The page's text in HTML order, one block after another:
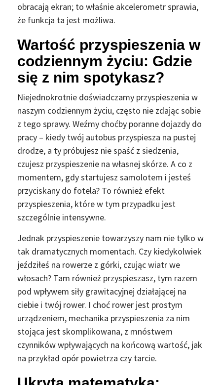
obracają ekran; to właśnie akcelerometr sprawia,
że funkcja ta jest możliwa.
Wartość przyspieszenia w
codziennym życiu: Gdzie
się z nim spotykasz?
Niejednokrotnie doświadczamy przyspieszenia w
naszym codziennym życiu, często nie zdając sobie
z tego sprawy. Weźmy choćby poranne dojazdy do
pracy – kiedy twój autobus przyspiesza na pustej
drodze, a ty próbujesz nie spaść z siedzenia,
czujesz przyspieszenie na własnej skórze. A co z
momentem, gdy startujesz samolotem i jesteś
przyciskany do fotela? To również efekt
przyspieszenia, które w tym przypadku jest
szczególnie intensywne.
Jednak przyspieszenie towarzyszy nam nie tylko w
tak dramatycznych momentach. Czy kiedykolwiek
jeździłeś na rowerze z górki, czując wiatr we
włosach? Tam również przyspieszasz, tym razem
pod wpływem siły grawitacyjnej działającej na
ciebie i twój rower. I choć rower jest prostym
urządzeniem, mechanika przyspieszenia za nim
stojąca jest skomplikowana, z mnóstwem
czynników wpływających na końcową wartość, jak
na przykład opór powietrza czy tarcie.